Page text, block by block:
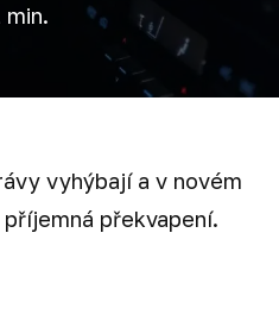
min.
vyhýbají a v novém
překvapení.